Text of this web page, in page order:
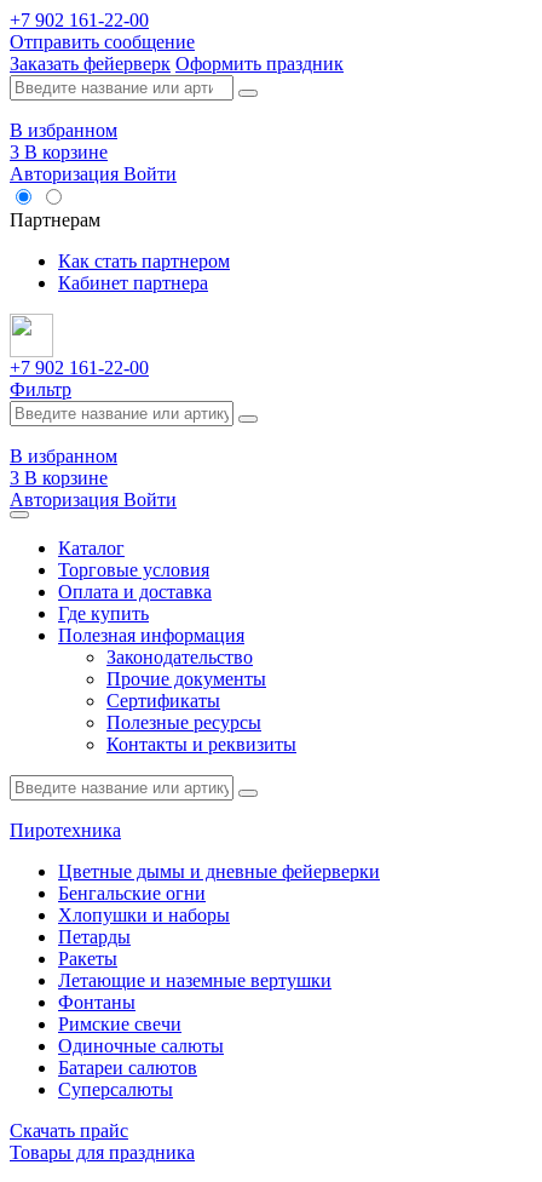
+7 902 161-22-00
Отправить сообщение
Заказать фейерверк Оформить праздник
В избранном
3 В корзине
Авторизация Войти
Партнерам
Как стать партнером
Кабинет партнера
+7 902 161-22-00
Фильтр
В избранном
3 В корзине
Авторизация Войти
Каталог
Торговые условия
Оплата и доставка
Где купить
Полезная информация
Законодательство
Прочие документы
Сертификаты
Полезные ресурсы
Контакты и реквизиты
Пиротехника
Цветные дымы и дневные фейерверки
Бенгальские огни
Хлопушки и наборы
Петарды
Ракеты
Летающие и наземные вертушки
Фонтаны
Римские свечи
Одиночные салюты
Батареи салютов
Суперсалюты
Скачать прайс
Товары для праздника